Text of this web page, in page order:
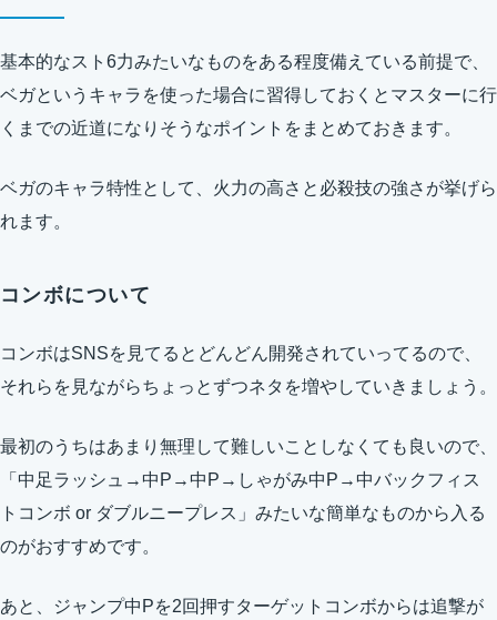
基本的なスト6力みたいなものをある程度備えている前提で、
ベガというキャラを使った場合に習得しておくとマスターに行
くまでの近道になりそうなポイントをまとめておきます。
ベガのキャラ特性として、火力の高さと必殺技の強さが挙げら
れます。
コンボについて
コンボはSNSを見てるとどんどん開発されていってるので、
それらを見ながらちょっとずつネタを増やしていきましょう。
最初のうちはあまり無理して難しいことしなくても良いので、
「中足ラッシュ→中P→中P→しゃがみ中P→中バックフィス
トコンボ or ダブルニープレス」みたいな簡単なものから入る
のがおすすめです。
あと、ジャンプ中Pを2回押すターゲットコンボからは追撃が